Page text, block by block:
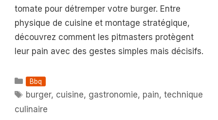
tomate pour détremper votre burger. Entre
physique de cuisine et montage stratégique,
découvrez comment les pitmasters protègent
leur pain avec des gestes simples mais décisifs.
Catégories
Bbq
Étiquettes
burger, cuisine, gastronomie, pain,technique
culinaire